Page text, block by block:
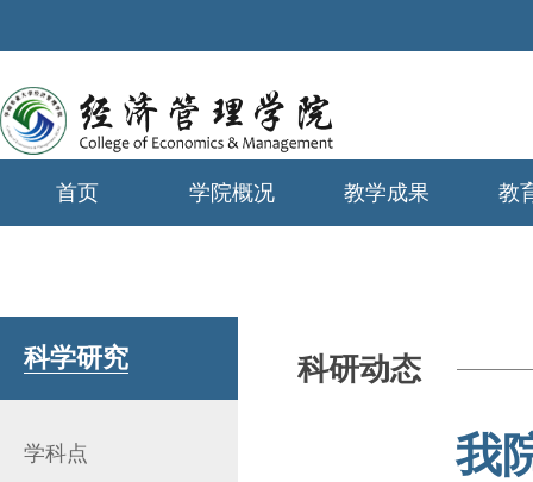
首页 学院概况 教学成果 教
科学研究
学科点
科研动态
我